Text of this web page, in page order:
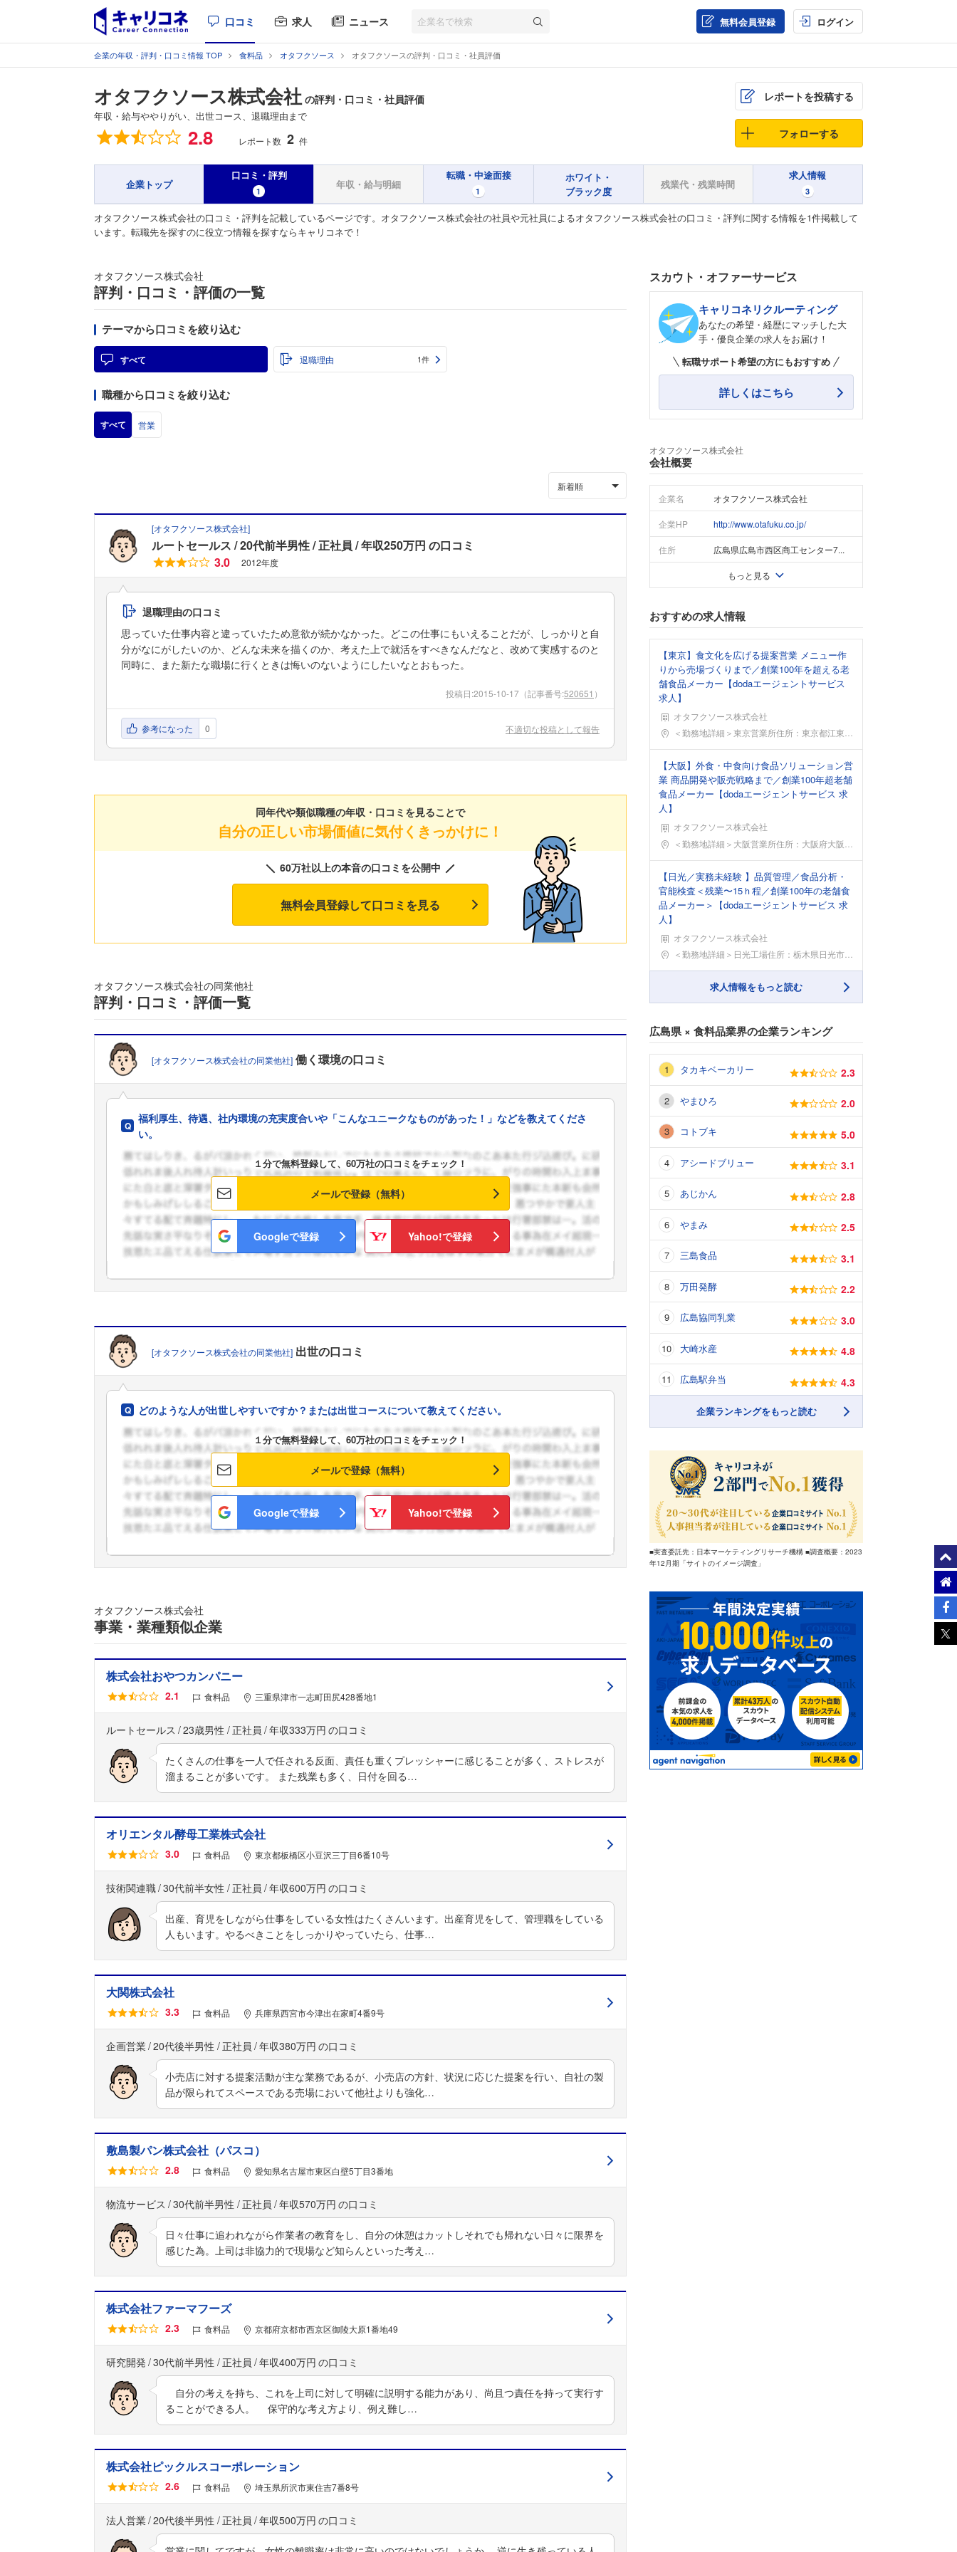
口コミ 求人 ニュース 無料会員登録 ログイン
企業の年収・評判・口コミ情報 TOP 食料品 オタフクソース オタフクソースの評判・口コミ・社員評価
オタフクソース株式会社 の評判・口コミ・社員評価
年収・給与ややりがい、出世コース、退職理由まで
総合評価 2.8 レポート数 2 件
レポートを投稿する
フォローする
企業トップ
口コミ・評判
1
年収・給与明細
転職・中途面接
1
ホワイト・
ブラック度
残業代・残業時間
求人情報
3
オタフクソース株式会社の口コミ・評判を記載しているページです。オタフクソース株式会社の社員や元社員によるオタフクソース株式会社の口コミ・評判に関する情報を1件掲載して
います。転職先を探すのに役立つ情報を探すならキャリコネで！
フォローしました
オタフクソース株式会社
評判・口コミ・評価の一覧
テーマから口コミを絞り込む
すべて 退職理由 1件
職種から口コミを絞り込む
すべて 営業
新着順
[オタフクソース株式会社]
ルートセールス 20代前半男性 正社員 年収250万円 の口コミ
3.0
2012年度
退職理由の口コミ
思っていた仕事内容と違っていたため意欲が続かなかった。どこの仕事にもいえることだが、しっかりと自
分がなにがしたいのか、どんな未来を描くのか、考えた上で就活をすべきなんだなと、改めて実感するのと
同時に、また新たな職場に行くときは悔いのないようにしたいなとおもった。
投稿日:2015-10-17 （記事番号:520651 ）
参考になった 0 不適切な投稿として報告
同年代や類似職種の年収・口コミを見ることで
自分の正しい市場価値に気付くきっかけに！
60万社以上の本音の口コミを公開中
無料会員登録して口コミを見る
オタフクソース株式会社の同業他社
評判・口コミ・評価一覧
[オタフクソース株式会社の同業他社] 働く環境の口コミ
福利厚生、待遇、社内環境の充実度合いや「こんなユニークなものがあった！」などを教えてくださ
い。
１分で無料登録して、60万社の口コミをチェック！
メールで登録（無料）
Googleで登録 Yahoo!で登録
[オタフクソース株式会社の同業他社] 出世の口コミ
どのような人が出世しやすいですか？または出世コースについて教えてください。
１分で無料登録して、60万社の口コミをチェック！
メールで登録（無料）
Googleで登録 Yahoo!で登録
オタフクソース株式会社
事業・業種類似企業
株式会社おやつカンパニー
2.1 食料品 三重県津市一志町田尻428番地1
ルートセールス 23歳男性 正社員 年収333万円
たくさんの仕事を一人で任される反面、責任も重くプレッシャーに感じることが多く、ストレスが
溜まることが多いです。 また残業も多く、日付を回る…
オリエンタル酵母工業株式会社
3.0 食料品 東京都板橋区小豆沢三丁目6番10号
技術関連職 30代前半女性 正社員 年収600万円
出産、育児をしながら仕事をしている女性はたくさんいます。出産育児をして、管理職をしている
人もいます。やるべきことをしっかりやっていたら、仕事…
大関株式会社
3.3 食料品 兵庫県西宮市今津出在家町4番9号
企画営業 20代後半男性 正社員 年収380万円
小売店に対する提案活動が主な業務であるが、小売店の方針、状況に応じた提案を行い、自社の製
品が限られてスペースである売場において他社よりも強化…
敷島製パン株式会社（パスコ）
2.8 食料品 愛知県名古屋市東区白壁5丁目3番地
物流サービス 30代前半男性 正社員 年収570万円
日々仕事に追われながら作業者の教育をし、自分の休憩はカットしそれでも帰れない日々に限界を
感じた為。上司は非協力的で現場など知らんといった考え…
株式会社ファーマフーズ
2.3 食料品 京都府京都市西京区御陵大原1番地49
研究開発 30代前半男性 正社員 年収400万円
自分の考えを持ち、これを上司に対して明確に説明する能力があり、尚且つ責任を持って実行す
ることができる人。 保守的な考え方より、例え難し…
株式会社ピックルスコーポレーション
2.6 食料品 埼玉県所沢市東住吉7番8号
法人営業 20代後半男性 正社員 年収500万円
スカウト・オファーサービス
キャリコネリクルーティング
あなたの希望・経歴にマッチした大
手・優良企業の求人をお届け！
転職サポート希望の方にもおすすめ
詳しくはこちら
オタフクソース株式会社
会社概要
企業名 オタフクソース株式会社
企業HP http://www.otafuku.co.jp/
住所 広島県広島市西区商工センター7...
もっと見る
おすすめの求人情報
【東京】食文化を広げる提案営業 メニュー作
りから売場づくりまで／創業100年を超える老
舗食品メーカー【dodaエージェントサービス
求人】
オタフクソース株式会社
勤務地＜勤務地詳細＞東京営業所住所：東京都江東区木場5丁
【大阪】外食・中食向け食品ソリューション営
業 商品開発や販売戦略まで／創業100年超老舗
食品メーカー【dodaエージェントサービス 求
人】
オタフクソース株式会社
勤務地＜勤務地詳細＞大阪営業所住所：大阪府大阪市西区江戸
【日光／実務未経験 】品質管理／食品分析・
官能検査＜残業〜15ｈ程／創業100年の老舗食
品メーカー＞【dodaエージェントサービス 求
人】
オタフクソース株式会社
勤務地＜勤務地詳細＞日光工場住所：栃木県日光市木和田島3
求人情報をもっと読む
広島県× 食料品業界の企業ランキング
タカキベーカリー 2.3
やまひろ 2.0
コトブキ 5.0
アシードブリュー 3.1
あじかん 2.8
やまみ 2.5
三島食品 3.1
万田発酵 2.2
広島協同乳業 3.0
大崎水産 4.8
広島駅弁当 4.3
企業ランキングをもっと読む
■実査委託先：日本マーケティングリサーチ機構 ■調査概要：2023
年12月期「サイトのイメージ調査」